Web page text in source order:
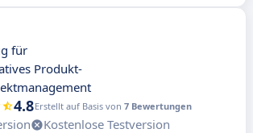
für
Produkt-
4.8Erstellt auf Basis von 7 Bewertungen
Kostenlose Testversion